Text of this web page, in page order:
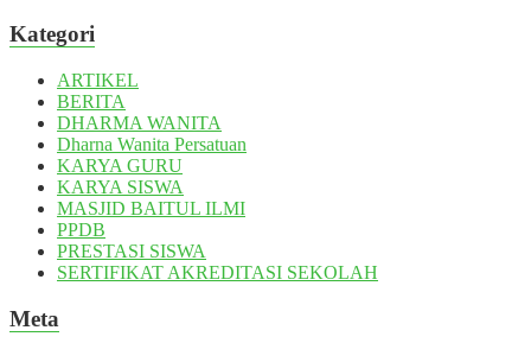
Kategori
ARTIKEL
BERITA
DHARMA WANITA
Dharna Wanita Persatuan
KARYA GURU
KARYA SISWA
MASJID BAITUL ILMI
PPDB
PRESTASI SISWA
SERTIFIKAT AKREDITASI SEKOLAH
Meta